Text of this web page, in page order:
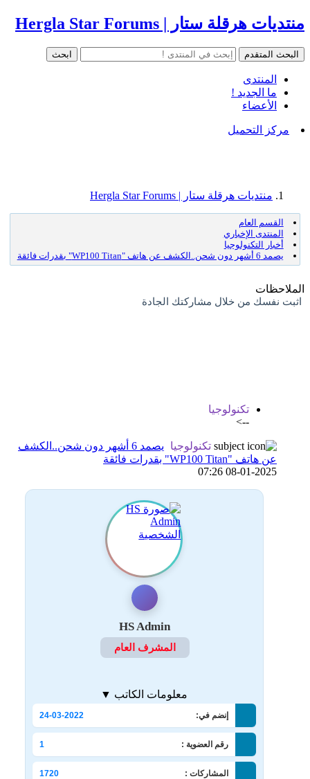
منتديات هرقلة ستار | Hergla Star Forums
المنتدى
ما الجديد !
الأعضاء
مركز التحميل
منتديات هرقلة ستار | Hergla Star Forums
القسم العام
المنتدى الإخباري
أخبار التكنولوجيا
يصمد 6 أشهر دون شحن..الكشف عن هاتف "WP100 Titan" بقدرات فائقة
الملاحظات
اثبت نفسك من خلال مشاركتك الجادة
تكنولوجيا
-->
تكنولوجيا
يصمد 6 أشهر دون شحن..الكشف
عن هاتف "WP100 Titan" بقدرات فائقة
08-01-2025 07:26
HS Admin
المشرف العام
معلومات الكاتب ▼
إنضم في: 24-03-2022
رقم العضوية : 1
المشاركات : 1720